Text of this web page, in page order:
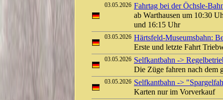
03.05.2026 Fahrtag bei der Öchsle-
ab Warthausen um 10:30
und 16:15 Uhr
03.05.2026 Härtsfeld-Museumsbahn:
Erste und letzte Fahrt
03.05.2026 Selfkantbahn ->
Die Züge fahren nach dem
03.05.2026 Selfkantbahn ->
Karten nur im Vorverkauf